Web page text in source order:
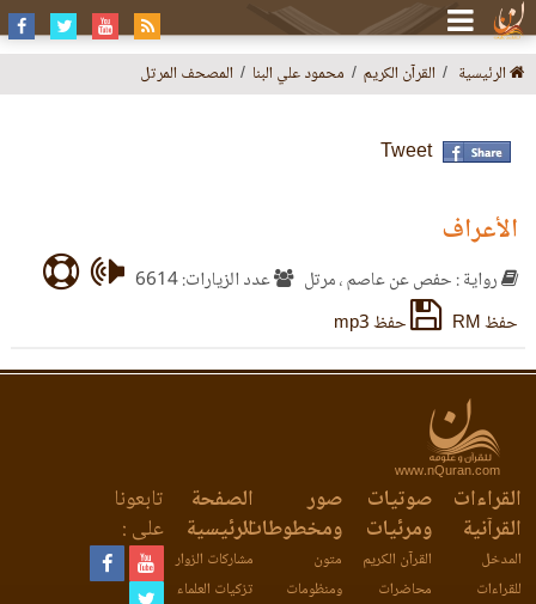
الرئيسية القرآن الكريم محمود علي البنا المصحف المرتل
Tweet
الأعراف
رواية : حفص عن عاصم ، مرتل
عدد الزيارات: 6614
حفظ RM
حفظ mp3
www.nQuran.com
القراءات
القرآنية
المدخل
للقراءات
صوتيات
ومرئيات
القرآن الكريم
محاضرات
صور
ومخطوطات
متون
ومنظومات
الصفحة
الرئيسية
مشاركات الزوار
تزكيات العلماء
تابعونا
على :